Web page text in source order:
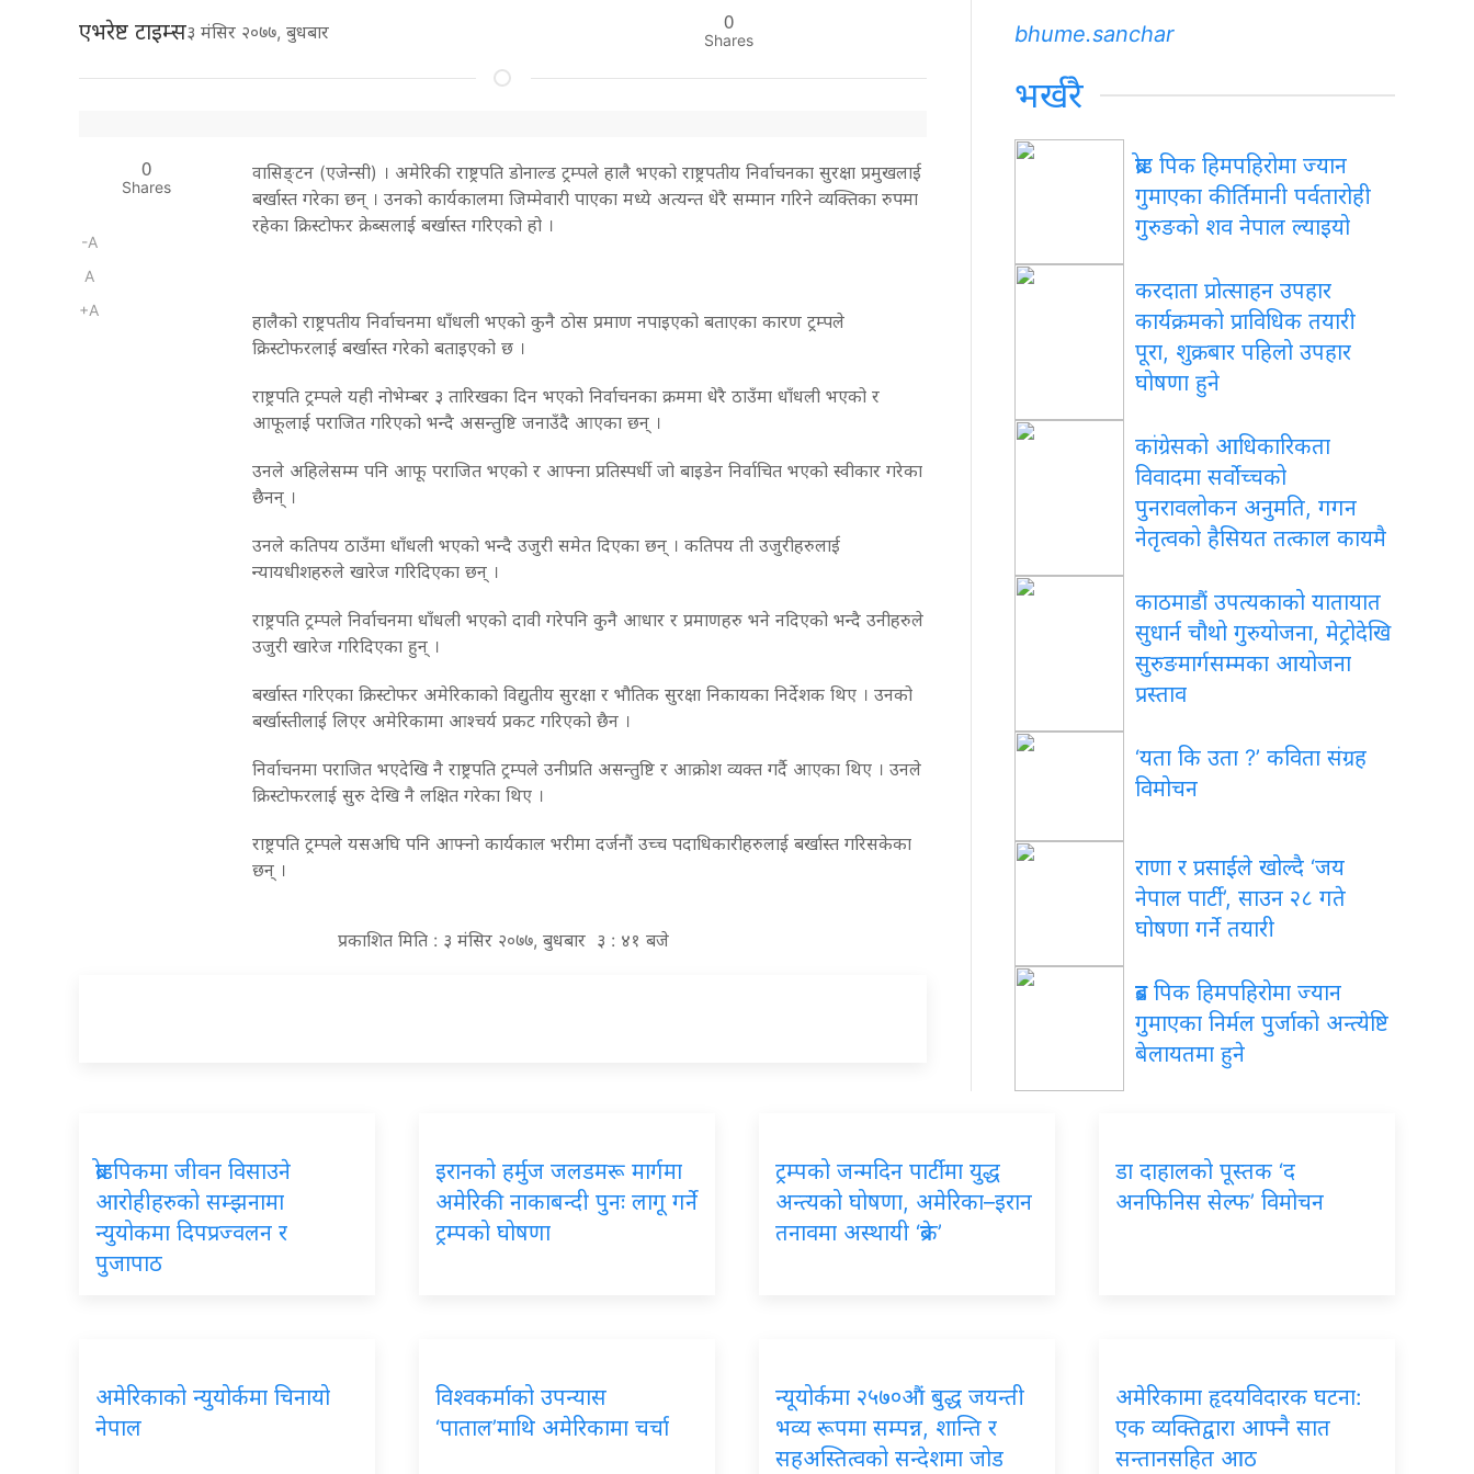
एभरेष्ट टाइम्स३ मंसिर २०७७, बुधबार 0
Shares
0
Shares
-A
A
+A
वासिङ्टन (एजेन्सी) । अमेरिकी राष्ट्रपति डोनाल्ड ट्रम्पले हालै भएको राष्ट्रपतीय निर्वाचनका सुरक्षा प्रमुखलाई
बर्खास्त गरेका छन् । उनको कार्यकालमा जिम्मेवारी पाएका मध्ये अत्यन्त धेरै सम्मान गरिने व्यक्तिका रुपमा
रहेका क्रिस्टोफर क्रेब्सलाई बर्खास्त गरिएको हो ।
हालैको राष्ट्रपतीय निर्वाचनमा धाँधली भएको कुनै ठोस प्रमाण नपाइएको बताएका कारण ट्रम्पले
क्रिस्टोफरलाई बर्खास्त गरेको बताइएको छ ।
राष्ट्रपति ट्रम्पले यही नोभेम्बर ३ तारिखका दिन भएको निर्वाचनका क्रममा धेरै ठाउँमा धाँधली भएको र
आफूलाई पराजित गरिएको भन्दै असन्तुष्टि जनाउँदै आएका छन् ।
उनले अहिलेसम्म पनि आफू पराजित भएको र आफ्ना प्रतिस्पर्धी जो बाइडेन निर्वाचित भएको स्वीकार गरेका
छैनन् ।
उनले कतिपय ठाउँमा धाँधली भएको भन्दै उजुरी समेत दिएका छन् । कतिपय ती उजुरीहरुलाई
न्यायधीशहरुले खारेज गरिदिएका छन् ।
राष्ट्रपति ट्रम्पले निर्वाचनमा धाँधली भएको दावी गरेपनि कुनै आधार र प्रमाणहरु भने नदिएको भन्दै उनीहरुले
उजुरी खारेज गरिदिएका हुन् ।
बर्खास्त गरिएका क्रिस्टोफर अमेरिकाको विद्युतीय सुरक्षा र भौतिक सुरक्षा निकायका निर्देशक थिए । उनको
बर्खास्तीलाई लिएर अमेरिकामा आश्चर्य प्रकट गरिएको छैन ।
निर्वाचनमा पराजित भएदेखि नै राष्ट्रपति ट्रम्पले उनीप्रति असन्तुष्टि र आक्रोश व्यक्त गर्दै आएका थिए । उनले
क्रिस्टोफरलाई सुरु देखि नै लक्षित गरेका थिए ।
राष्ट्रपति ट्रम्पले यसअघि पनि आफ्नो कार्यकाल भरीमा दर्जनौं उच्च पदाधिकारीहरुलाई बर्खास्त गरिसकेका
छन् ।
प्रकाशित मिति : ३ मंसिर २०७७, बुधबार ३ : ४१ बजे
bhume.sanchar
भर्खरै
ब्रोड पिक हिमपहिरोमा ज्यान
गुमाएका कीर्तिमानी पर्वतारोही
गुरुङको शव नेपाल ल्याइयो
करदाता प्रोत्साहन उपहार
कार्यक्रमको प्राविधिक तयारी
पूरा, शुक्रबार पहिलो उपहार
घोषणा हुने
कांग्रेसको आधिकारिकता
विवादमा सर्वोच्चको
पुनरावलोकन अनुमति, गगन
नेतृत्वको हैसियत तत्काल कायमै
काठमाडौं उपत्यकाको यातायात
सुधार्न चौथो गुरुयोजना, मेट्रोदेखि
सुरुङमार्गसम्मका आयोजना
प्रस्ताव
‘यता कि उता ?’ कविता संग्रह
विमोचन
राणा र प्रसाईंले खोल्दै ‘जय
नेपाल पार्टी’, साउन २८ गते
घोषणा गर्ने तयारी
ब्रड पिक हिमपहिरोमा ज्यान
गुमाएका निर्मल पुर्जाको अन्त्येष्टि
बेलायतमा हुने
ब्रोडपिकमा जीवन विसाउने
आरोहीहरुको सम्झनामा
न्युयोकमा दिपप्रज्वलन र
पुजापाठ
इरानको हर्मुज जलडमरू मार्गमा
अमेरिकी नाकाबन्दी पुनः लागू गर्ने
ट्रम्पको घोषणा
ट्रम्पको जन्मदिन पार्टीमा युद्ध
अन्त्यको घोषणा, अमेरिका–इरान
तनावमा अस्थायी ‘ब्रेक’
डा दाहालको पूस्तक ‘द
अनफिनिस सेल्फ’ विमोचन
अमेरिकाको न्युयोर्कमा चिनायो
नेपाल
विश्वकर्माको उपन्यास
‘पाताल’माथि अमेरिकामा चर्चा
न्यूयोर्कमा २५७०औं बुद्ध जयन्ती
भव्य रूपमा सम्पन्न, शान्ति र
सहअस्तित्वको सन्देशमा जोड
अमेरिकामा हृदयविदारक घटना:
एक व्यक्तिद्वारा आफ्नै सात
सन्तानसहित आठ